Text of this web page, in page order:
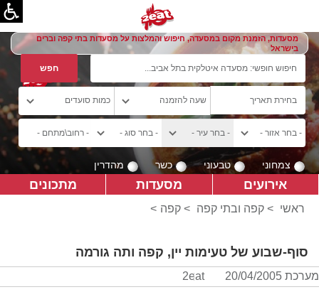
מסעדות, הזמנת מקום במסעדה, חיפוש והמלצות על מסעדות בתי קפה וברים
בישראל
צמחוני טבעוני כשר מהדרין
אירועים מסעדות מתכונים
ראשי > קפה ובתי קפה > קפה >
סוף-שבוע של טעימות יין, קפה ותה גורמה
מערכת 2eat 20/04/2005